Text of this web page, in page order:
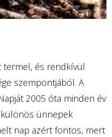
termel, és rendkívül
szempontjából. A
2005 óta minden év
ünnepek
nap azért fontos, mert